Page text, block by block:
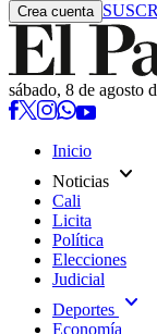
Crea cuenta
sábado, 8 de agosto
Inicio
Noticias expand_more
Cali
Licita
Política
Elecciones
Judicial
Deportes expand_more
Economía